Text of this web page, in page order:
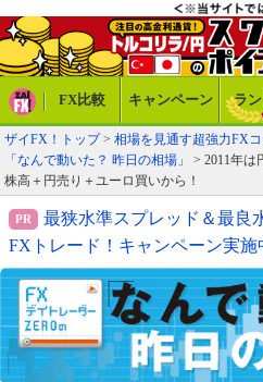
FX比較 キャンペーン ラ
ザイFX！トップ> 相場を見通す超強力FX
「なんで動いた？ 昨日の相場」
> 2011年は
株高＋円売り＋ユーロ買いから！
最狭水準スプレッド＆最良
FXトレード！キャンペーン実施